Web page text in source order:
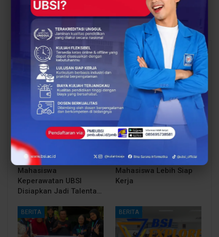
Lebih Terarah
All
You Might Also Like
PENDIDIKAN
Bukan Cuma Bisa
Merawat Pasien,
Mahasiswa
Keperawatan UBSI
Disiapkan Jadi Talenta…
BERITA
yang Mendukung
Mahasiswa Lebih Siap
Kerja
BERITA BERITA